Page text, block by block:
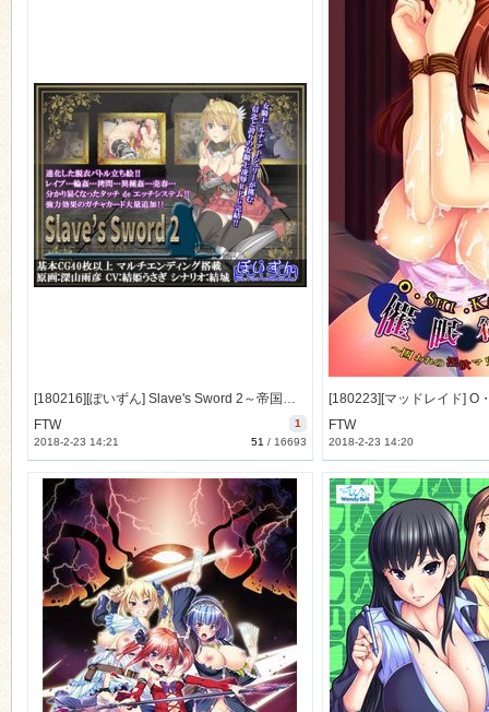
[180216][ぽいずん] Slave's Sword 2～帝国革命編～ Complete CG [49M JPG/56M Lossless] [RJ213606]
1
FTW
51 / 16693
2018-2-23 14:21
FTW
2018-2-23 14:20